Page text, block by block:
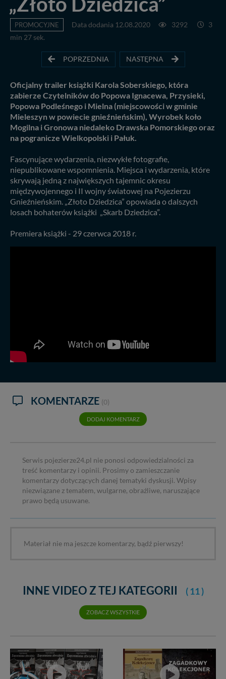
PROMOCYJNE Data dodania 12.08.2020 3292
3
min 27 sek.
POPRZEDNIA NASTĘPNA
Oficjalny trailer książki Karola Soberskiego, która
zabierze Czytelników do Popowa Ignacewa, Przysieki,
Popowa Podleśnego i Mielna (miejscowości w gminie
Mieleszyn w powiecie gnieźnieńskim), Wyrobek koło
Mogilna i Gronowa niedaleko Drawska Pomorskiego oraz
na pogranicze Wielkopolski i Pałuk.
Fascynujące wydarzenia, niezwykłe fotografie,
niepublikowane wspomnienia. Miejsca i wydarzenia, które
skrywają jedną z największych tajemnic okresu
międzywojennego i II wojny światowej na Pojezierzu
Gnieźnieńskim. „Złoto Dziedzica” opowiada o dalszych
losach bohaterów książki „Skarb Dziedzica”.
Premiera książki - 29 czerwca 2018 r.
KOMENTARZE (0)
DODAJ KOMENTARZ
Serwis pojezierze24.pl nie ponosi odpowiedzialności za
treść komentarzy i opinii. Prosimy o zamieszczanie
komentarzy dotyczących danej tematyki dyskusji. Wpisy
niezwiązane z tematem, wulgarne, obraźliwe, naruszające
prawo będą usuwane.
Materiał nie ma jeszcze komentarzy, bądź pierwszy!
INNE VIDEO Z TEJ KATEGORII ( 11 )
ZOBACZ WSZYSTKIE